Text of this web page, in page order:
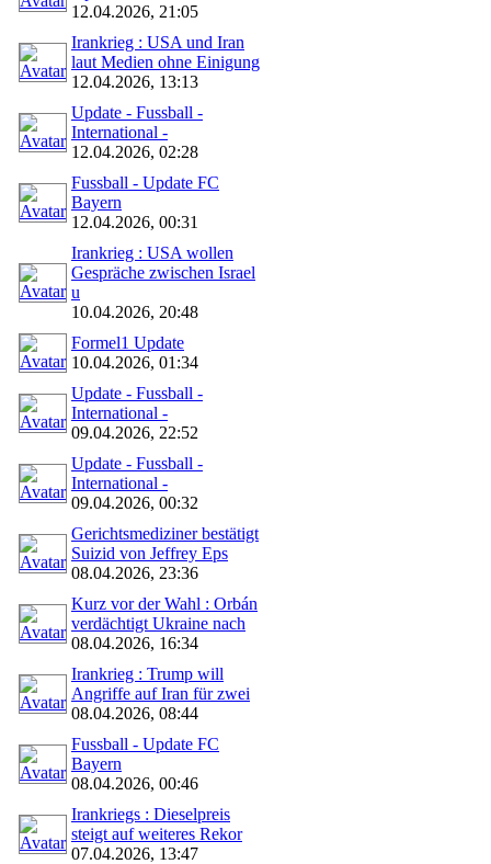
12.04.2026, 21:05
Irankrieg : USA und Iran
laut Medien ohne Einigung
12.04.2026, 13:13
Update - Fussball -
International -
12.04.2026, 02:28
Fussball - Update FC
Bayern
12.04.2026, 00:31
Irankrieg : USA wollen
Gespräche zwischen Israel
u
10.04.2026, 20:48
Formel1 Update
10.04.2026, 01:34
Update - Fussball -
International -
09.04.2026, 22:52
Update - Fussball -
International -
09.04.2026, 00:32
Gerichtsmediziner bestätigt
Suizid von Jeffrey Eps
08.04.2026, 23:36
Kurz vor der Wahl : Orbán
verdächtigt Ukraine nach
08.04.2026, 16:34
Irankrieg : Trump will
Angriffe auf Iran für zwei
08.04.2026, 08:44
Fussball - Update FC
Bayern
08.04.2026, 00:46
Irankriegs : Dieselpreis
steigt auf weiteres Rekor
07.04.2026, 13:47